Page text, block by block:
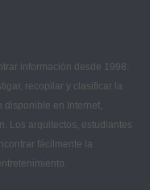
información desde 1998:
recopilar y clasificar la
disponible en Internet,
Los arquitectos, estudiantes
fácilmente la